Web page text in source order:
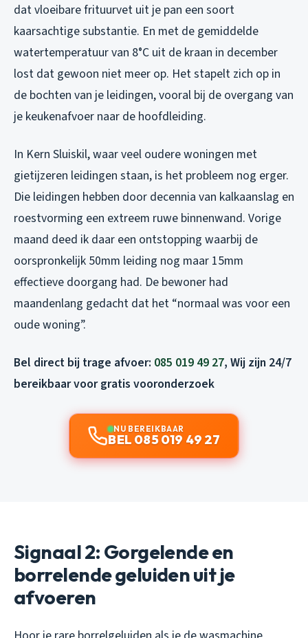
dat vloeibare frituurvet uit je pan een soort
kaarsachtige substantie. En met de gemiddelde
watertemperatuur van 8°C uit de kraan in december
lost dat gewoon niet meer op. Het stapelt zich op in
de bochten van je leidingen, vooral bij de overgang van
je keukenafvoer naar de hoofdleiding.
In Kern Sluiskil, waar veel oudere woningen met
gietijzeren leidingen staan, is het probleem nog erger.
Die leidingen hebben door decennia van kalkaanslag en
roestvorming een extreem ruwe binnenwand. Vorige
maand deed ik daar een ontstopping waarbij de
oorspronkelijk 50mm leiding nog maar 15mm
effectieve doorgang had. De bewoner had
maandenlang gedacht dat het “normaal was voor een
oude woning”.
Bel direct bij trage afvoer: 085 019 49 27, Wij zijn 24/7
bereikbaar voor gratis vooronderzoek
NU BEREIKBAAR
BEL 085 019 49 27
Signaal 2: Gorgelende en
borrelende geluiden uit je
afvoeren